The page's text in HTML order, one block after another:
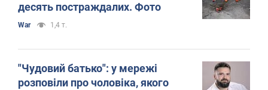
десять постраждалих. Фото
War 1,4 т.
"Чудовий батько": у мережі
розповіли про чоловіка, якого